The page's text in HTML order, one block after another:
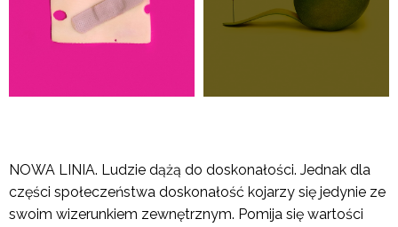
NOWA LINIA. Ludzie dążą do doskonałości. Jednak dla
części społeczeństwa doskonałość kojarzy się jedynie ze
swoim wizerunkiem zewnętrznym. Pomija się wartości